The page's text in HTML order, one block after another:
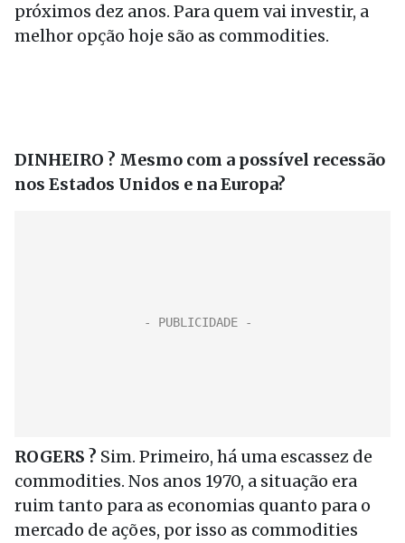
próximos dez anos. Para quem vai investir, a
melhor opção hoje são as commodities.
DINHEIRO ? Mesmo com a possível recessão
nos Estados Unidos e na Europa?
ROGERS ? Sim. Primeiro, há uma escassez de
commodities. Nos anos 1970, a situação era
ruim tanto para as economias quanto para o
mercado de ações, por isso as commodities